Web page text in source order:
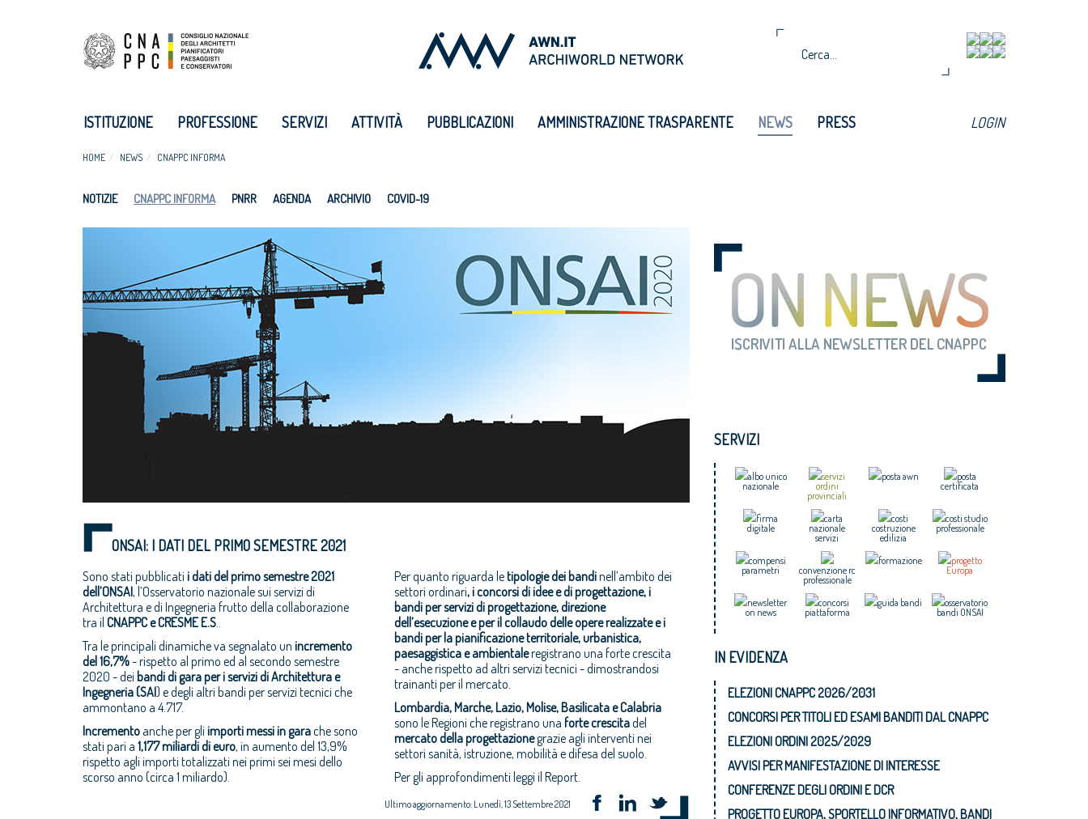
ISTITUZIONE PROFESSIONE SERVIZI ATTIVITÀ PUBBLICAZIONI AMMINISTRAZIONE TRASPARENTE NEWS PRESS LOGIN
HOME NEWS CNAPPC INFORMA
NOTIZIE CNAPPC INFORMA PNRR AGENDA ARCHIVIO COVID-19
ONSAI: I DATI DEL PRIMO SEMESTRE 2021
Sono stati pubblicati i dati del primo semestre 2021
dell’ONSAI, l’Osservatorio nazionale sui servizi di
Architettura e di Ingegneria frutto della collaborazione
tra il CNAPPC e CRESME E.S..
Tra le principali dinamiche va segnalato un incremento
del 16,7%- rispetto al primo ed al secondo semestre
2020 - dei bandi di gara per i servizi di Architettura e
Ingegneria (SAI) e degli altri bandi per servizi tecnici che
ammontano a 4.717.
Incremento anche per gli importi messi in garache sono
stati pari a 1,177 miliardi di euro, in aumento del 13,9%
rispetto agli importi totalizzati nei primi sei mesi dello
scorso anno (circa 1 miliardo).
Per quanto riguarda letipologie dei bandinell’ambito dei
settori ordinari, i concorsi di idee e di progettazione, i
bandi per servizi di progettazione, direzione
dell’esecuzione e per il collaudo delle opere realizzate e i
bandi per la pianificazione territoriale, urbanistica,
paesaggistica e ambientaleregistrano una forte crescita
- anche rispetto ad altri servizi tecnici - dimostrandosi
trainanti per il mercato.
Lombardia, Marche, Lazio, Molise, Basilicata e Calabria
sono le Regioni che registrano una forte crescitadel
mercato della progettazionegrazie agli interventi nei
settori sanità, istruzione, mobilità e difesa del suolo.
Per gli approfondimenti leggi il Report.
Ultimo aggiornamento: Lunedì, 13 Settembre 2021
SERVIZI
albo unico
nazionale
servizi
ordini
provinciali
posta awn
posta
certificata
firma
digitale
carta
nazionale
servizi
costi
costruzione
edilizia
costi studio
professionale
compensi
parametri
convenzione rc
professionale
formazione
progetto
Europa
newsletter
on news
concorsi
piattaforma
guida bandi
osservatorio
bandi ONSAI
IN EVIDENZA
ELEZIONI CNAPPC 2026/2031
CONCORSI PER TITOLI ED ESAMI BANDITI DAL CNAPPC
ELEZIONI ORDINI 2025/2029
AVVISI PER MANIFESTAZIONE DI INTERESSE
CONFERENZE DEGLI ORDINI E DCR
PROGETTO EUROPA, SPORTELLO INFORMATIVO, BANDI